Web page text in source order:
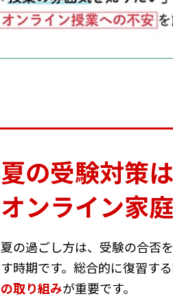
夏の受験対策は
オンライン家
夏の過ごし方は、受験の合否
す時期です。総合的に復習す
の取り組みが重要です。